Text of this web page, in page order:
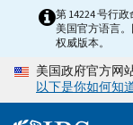
content
第 14224 号行
美国官方语言
权威版本。
美国政府官方网
以下是你如何知